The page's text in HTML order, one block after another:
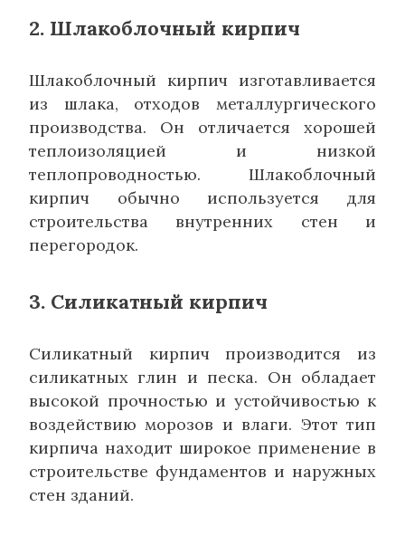
2. Шлакоблочный кирпич
Шлакоблочный кирпич изготавливается
из шлака, отходов металлургического
производства. Он отличается хорошей
теплоизоляцией и низкой
теплопроводностью. Шлакоблочный
кирпич обычно используется для
строительства внутренних стен и
перегородок.
3. Силикатный кирпич
Силикатный кирпич производится из
силикатных глин и песка. Он обладает
высокой прочностью и устойчивостью к
воздействию морозов и влаги. Этот тип
кирпича находит широкое применение в
строительстве фундаментов и наружных
стен зданий.